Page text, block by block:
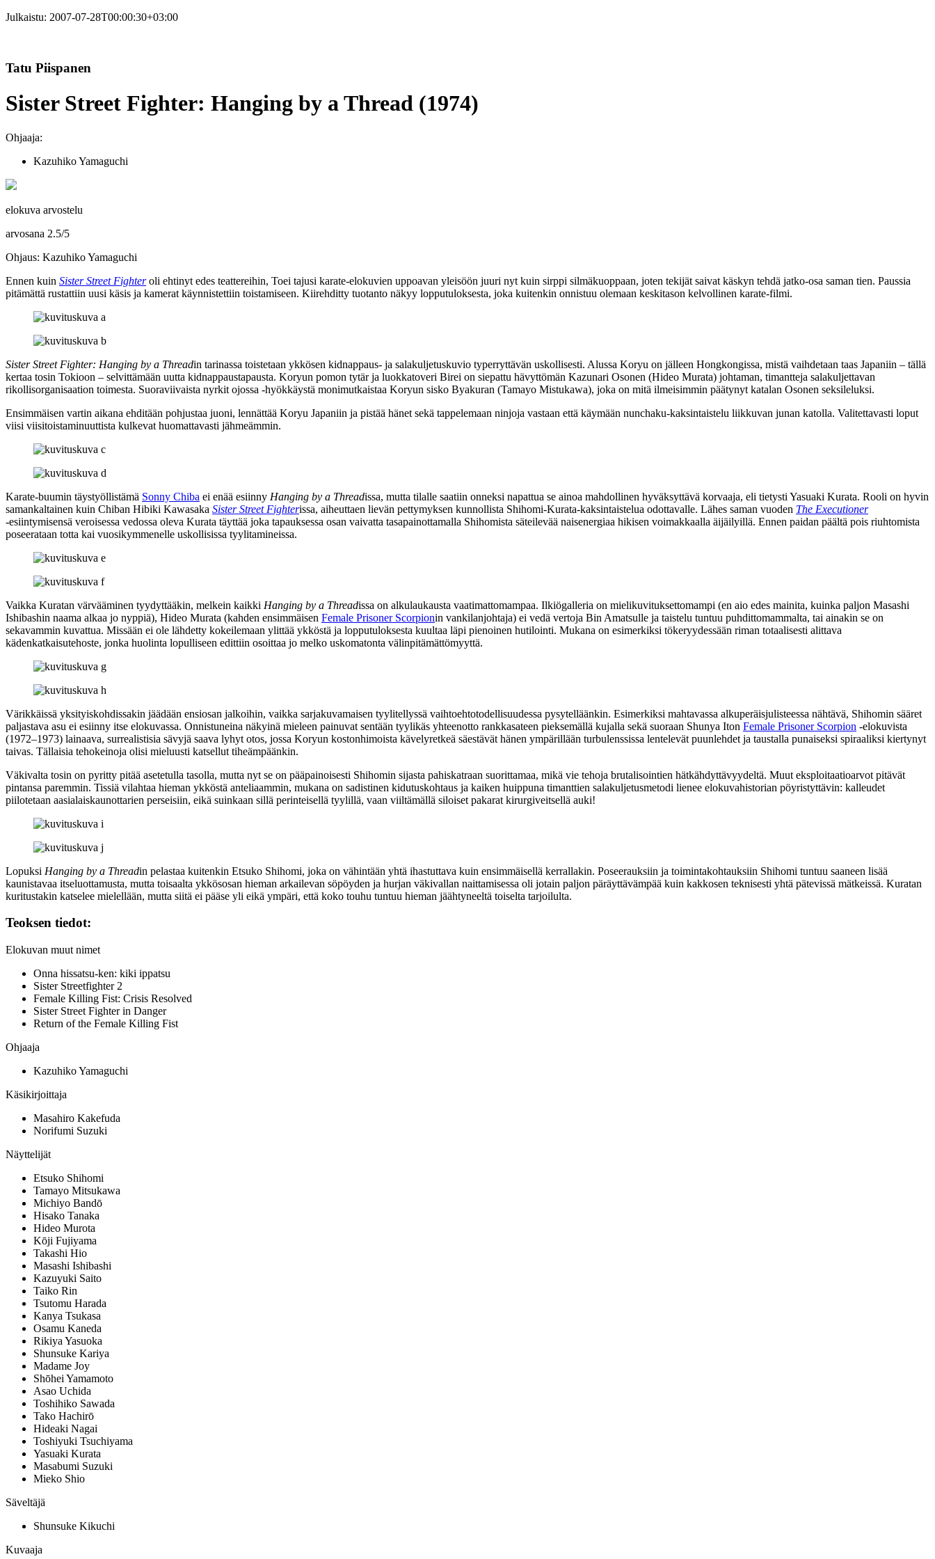
Julkaistu: 2007-07-28T00:00:30+03:00
Tatu Piispanen
Sister Street Fighter: Hanging by a Thread (1974)
Ohjaaja:
Kazuhiko Yamaguchi
elokuva arvostelu
arvosana 2.5/5
Ohjaus: Kazuhiko Yamaguchi
Ennen kuin Sister Street Fighteroli ehtinyt edes teattereihin, Toei tajusi karate-elokuvien uppoavan yleisöön juuri nyt kuin sirppi silmäkuoppaan, joten tekijät saivat käskyn tehdä jatko‑osa saman tien. Paussia
pitämättä rustattiin uusi käsis ja kamerat käynnistettiin toistamiseen. Kiirehditty tuotanto näkyy lopputuloksesta, joka kuitenkin onnistuu olemaan keskitason kelvollinen karate-filmi.
Sister Street Fighter: Hanging by a Threadin tarinassa toistetaan ykkösen kidnappaus‑ ja salakuljetuskuvio typerryttävän uskollisesti. Alussa Koryu on jälleen Hongkongissa, mistä vaihdetaan taas Japaniin – tällä
kertaa tosin Tokioon – selvittämään uutta kidnappaustapausta. Koryun pomon tytär ja luokkatoveri Birei on siepattu hävyttömän Kazunari Osonen (Hideo Murata) johtaman, timantteja salakuljettavan
rikollisorganisaation toimesta. Suoraviivaista nyrkit ojossa ‑hyökkäystä monimutkaistaa Koryun sisko Byakuran (Tamayo Mistukawa), joka on mitä ilmeisimmin päätynyt katalan Osonen seksileluksi.
Ensimmäisen vartin aikana ehditään pohjustaa juoni, lennättää Koryu Japaniin ja pistää hänet sekä tappelemaan ninjoja vastaan että käymään nunchaku-kaksintaistelu liikkuvan junan katolla. Valitettavasti loput
viisi viisitoistaminuuttista kulkevat huomattavasti jähmeämmin.
Karate-buumin täystyöllistämä Sonny Chiba ei enää esiinny Hanging by a Threadissa, mutta tilalle saatiin onneksi napattua se ainoa mahdollinen hyväksyttävä korvaaja, eli tietysti Yasuaki Kurata. Rooli on hyvin
samankaltainen kuin Chiban Hibiki Kawasaka Sister Street Fighterissa, aiheuttaen lievän pettymyksen kunnollista Shihomi-Kurata-kaksintaistelua odottavalle. Lähes saman vuoden The Executioner
‑esiintymisensä veroisessa vedossa oleva Kurata täyttää joka tapauksessa osan vaivatta tasapainottamalla Shihomista säteilevää naisenergiaa hikisen voimakkaalla äijäilyillä. Ennen paidan päältä pois riuhtomista
poseerataan totta kai vuosikymmenelle uskollisissa tyylitamineissa.
Vaikka Kuratan värvääminen tyydyttääkin, melkein kaikki Hanging by a Threadissa on alkulaukausta vaatimattomampaa. Ilkiögalleria on mielikuvituksettomampi (en aio edes mainita, kuinka paljon Masashi
Ishibashin naama alkaa jo nyppiä), Hideo Murata (kahden ensimmäisen Female Prisoner Scorpionin vankilanjohtaja) ei vedä vertoja Bin Amatsulle ja taistelu tuntuu puhdittomammalta, tai ainakin se on
sekavammin kuvattua. Missään ei ole lähdetty kokeilemaan ylittää ykköstä ja lopputuloksesta kuultaa läpi pienoinen hutilointi. Mukana on esimerkiksi tökeryydessään riman totaalisesti alittava
kädenkatkaisutehoste, jonka huolinta lopulliseen edittiin osoittaa jo melko uskomatonta välinpitämättömyyttä.
Värikkäissä yksityiskohdissakin jäädään ensiosan jalkoihin, vaikka sarjakuvamaisen tyylitellyssä vaihtoehtotodellisuudessa pysytelläänkin. Esimerkiksi mahtavassa alkuperäisjulisteessa nähtävä, Shihomin sääret
paljastava asu ei esiinny itse elokuvassa. Onnistuneina näkyinä mieleen painuvat sentään tyylikäs yhteenotto rankkasateen pieksemällä kujalla sekä suoraan Shunya Iton Female Prisoner Scorpion ‑elokuvista
(1972–1973) lainaava, surrealistisia sävyjä saava lyhyt otos, jossa Koryun kostonhimoista kävelyretkeä säestävät hänen ympärillään turbulenssissa lentelevät puunlehdet ja taustalla punaiseksi spiraaliksi kiertynyt
taivas. Tällaisia tehokeinoja olisi mieluusti katsellut tiheämpäänkin.
Väkivalta tosin on pyritty pitää asetetulla tasolla, mutta nyt se on pääpainoisesti Shihomin sijasta pahiskatraan suorittamaa, mikä vie tehoja brutalisointien hätkähdyttävyydeltä. Muut eksploitaatioarvot pitävät
pintansa paremmin. Tissiä vilahtaa hieman ykköstä anteliaammin, mukana on sadistinen kidutuskohtaus ja kaiken huippuna timanttien salakuljetusmetodi lienee elokuvahistorian pöyristyttävin: kalleudet
piilotetaan aasialaiskaunottarien perseisiin, eikä suinkaan sillä perinteisellä tyylillä, vaan viiltämällä siloiset pakarat kirurgiveitsellä auki!
Lopuksi Hanging by a Threadin pelastaa kuitenkin Etsuko Shihomi, joka on vähintään yhtä ihastuttava kuin ensimmäisellä kerrallakin. Poseerauksiin ja toimintakohtauksiin Shihomi tuntuu saaneen lisää
kaunistavaa itseluottamusta, mutta toisaalta ykkösosan hieman arkailevan söpöyden ja hurjan väkivallan naittamisessa oli jotain paljon päräyttävämpää kuin kakkosen teknisesti yhtä pätevissä mätkeissä. Kuratan
kuritustakin katselee mielellään, mutta siitä ei pääse yli eikä ympäri, että koko touhu tuntuu hieman jäähtyneeltä toiselta tarjoilulta.
Teoksen tiedot:
Elokuvan muut nimet
Onna hissatsu-ken: kiki ippatsu
Sister Streetfighter 2
Female Killing Fist: Crisis Resolved
Sister Street Fighter in Danger
Return of the Female Killing Fist
Ohjaaja
Kazuhiko Yamaguchi
Käsikirjoittaja
Masahiro Kakefuda
Norifumi Suzuki
Näyttelijät
Etsuko Shihomi
Tamayo Mitsukawa
Michiyo Bandō
Hisako Tanaka
Hideo Murota
Kōji Fujiyama
Takashi Hio
Masashi Ishibashi
Kazuyuki Saito
Taiko Rin
Tsutomu Harada
Kanya Tsukasa
Osamu Kaneda
Rikiya Yasuoka
Shunsuke Kariya
Madame Joy
Shōhei Yamamoto
Asao Uchida
Toshihiko Sawada
Tako Hachirō
Hideaki Nagai
Toshiyuki Tsuchiyama
Yasuaki Kurata
Masabumi Suzuki
Mieko Shio
Säveltäjä
Shunsuke Kikuchi
Kuvaaja